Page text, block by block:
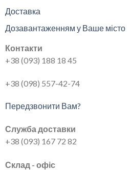
Доставка
Дозавантаженням у Ваше місто
Контакти
+38 (093) 188 18 45
+38 (098) 557-42-74
Передзвонити Вам?
Служба доставки
+38 (093) 167 72 82
Склад - офіс